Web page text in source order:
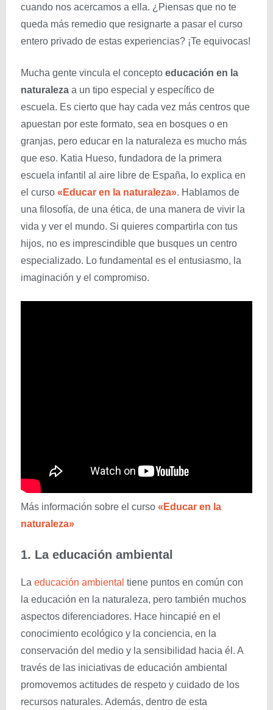
cuando nos acercamos a ella. ¿Piensas que no te
queda más remedio que resignarte a pasar el curso
entero privado de estas experiencias? ¡Te equivocas!
Mucha gente vincula el concepto educación en la
naturaleza a un tipo especial y específico de
escuela. Es cierto que hay cada vez más centros que
apuestan por este formato, sea en bosques o en
granjas, pero educar en la naturaleza es mucho más
que eso. Katia Hueso, fundadora de la primera
escuela infantil al aire libre de España, lo explica en
el curso «Educar en la naturaleza». Hablamos de
una filosofía, de una ética, de una manera de vivir la
vida y ver el mundo. Si quieres compartirla con tus
hijos, no es imprescindible que busques un centro
especializado. Lo fundamental es el entusiasmo, la
imaginación y el compromiso.
Más información sobre el curso «Educar en la
naturaleza»
1. La educación ambiental
La educación ambiental tiene puntos en común con
la educación en la naturaleza, pero también muchos
aspectos diferenciadores. Hace hincapié en el
conocimiento ecológico y la conciencia, en la
conservación del medio y la sensibilidad hacia él. A
través de las iniciativas de educación ambiental
promovemos actitudes de respeto y cuidado de los
recursos naturales. Además, dentro de esta